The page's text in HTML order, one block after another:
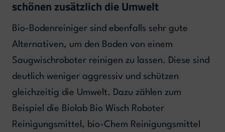
schönen zusätzlich die Umwelt
Bio-Bodenreiniger sind ebenfalls sehr gute
Alternativen, um den Boden von einem
Saugwischroboter reinigen zu lassen. Diese sind
deutlich weniger aggressiv und schützen
gleichzeitig die Umwelt. Dazu zählen zum
Beispiel die Biolab Bio Wisch Roboter
Reinigungsmittel, bio-Chem Reinigungsmittel